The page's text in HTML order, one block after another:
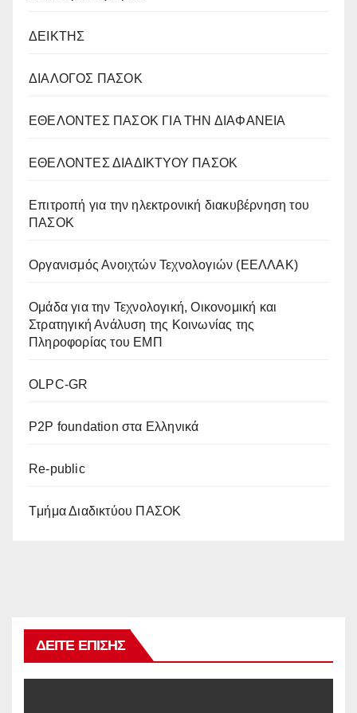
ΔΕΙΚΤΗΣ
ΔΙΑΛΟΓΟΣ ΠΑΣΟΚ
ΕΘΕΛΟΝΤΕΣ ΠΑΣΟΚ ΓΙΑ ΤΗΝ ΔΙΑΦΑΝΕΙΑ
ΕΘΕΛΟΝΤΕΣ ΔΙΑΔΙΚΤΥΟΥ ΠΑΣΟΚ
Επιτροπή για την ηλεκτρονική διακυβέρνηση του
ΠΑΣΟΚ
Οργανισμός Ανοιχτών Τεχνολογιών (ΕΕΛΛΑΚ)
Oμάδα για την Τεχνολογική, Οικονομική και
Στρατηγική Ανάλυση της Κοινωνίας της
Πληροφορίας του ΕΜΠ
OLPC-GR
P2P foundation στα Ελληνικά
Re-public
Tμήμα Διαδικτύου ΠΑΣΟΚ
ΔΕΊΤΕ ΕΠΊΣΗΣ